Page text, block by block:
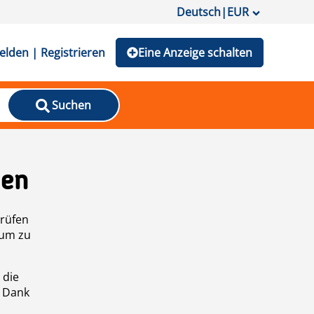
Deutsch|EUR
| Registrieren Eine Anzeige schalten
Suchen
zu
die